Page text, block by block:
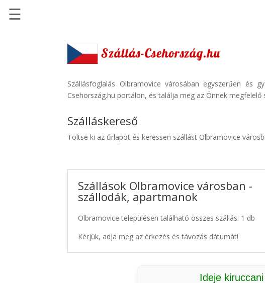
Szállásinfo.eu
pénzvisszatérítéssel
Autóbérlés
☰
Szállásfoglalás Olbramovice városában egyszerűen és
Csehország.hu portálon, és találja meg az Önnek megfelelő
Szálláskereső
Töltse ki az űrlapot és keressen szállást Olbramovice
Szállások Olbramovice városban -
szállodák, apartmanok
Olbramovice településen található összes szállás: 1 db
Kérjük, adja meg az érkezés és távozás dátumát!
Ideje